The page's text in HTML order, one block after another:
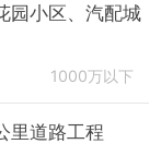
园小区、汽配城
1000万以下
里道路工程